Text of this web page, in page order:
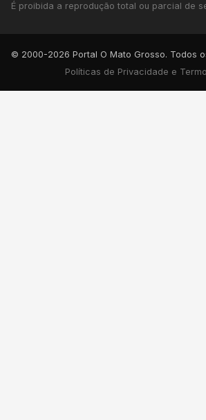
É proibida a reprodução total ou parcial de
© 2000-2026 Portal O Mato Grosso. Todos
Políticas de Privacidade e